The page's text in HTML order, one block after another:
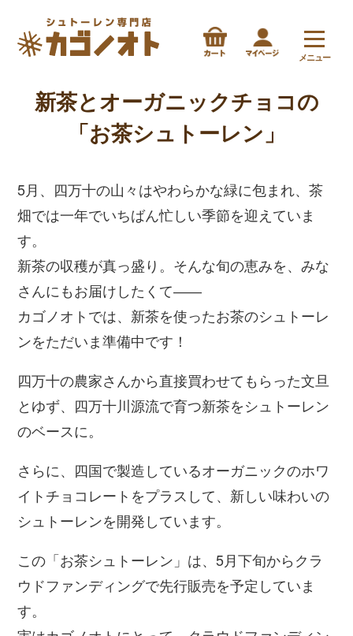
メニュー
新茶とオーガニックチョコの
「お茶シュトーレン」
5月、四万十の山々はやわらかな緑に包まれ、茶
畑では一年でいちばん忙しい季節を迎えていま
す。
新茶の収穫が真っ盛り。そんな旬の恵みを、みな
さんにもお届けしたくて――
カゴノオトでは、新茶を使ったお茶のシュトーレ
ンをただいま準備中です！
四万十の農家さんから直接買わせてもらった文旦
とゆず、四万十川源流で育つ新茶をシュトーレン
のベースに。
さらに、四国で製造しているオーガニックのホワ
イトチョコレートをプラスして、新しい味わいの
シュトーレンを開発しています。
この「お茶シュトーレン」は、5月下旬からクラ
ウドファンディングで先行販売を予定していま
す。